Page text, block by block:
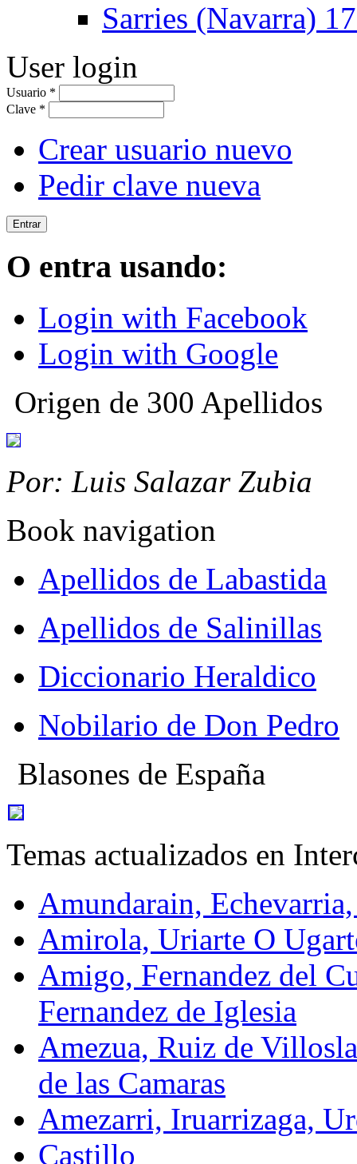
Sarries (Navarra)
User login
Usuario *
Clave *
Crear usuario nuevo
Pedir clave nueva
O entra usando:
Login with Facebook
Login with Google
Origen de 300 Apellidos
Por: Luis Salazar Zubia
Book navigation
Apellidos de Labastida
Apellidos de Salinillas
Diccionario Heraldico
Nobilario de Don Pedro
Blasones de España
Temas actualizados en
Amundarain,
Amirola, Uriarte O
Amigo, Fernandez del
Fernandez de Iglesia
Amezua, Ruiz de
de las Camaras
Amezarri, Iruarrizaga,
Castillo